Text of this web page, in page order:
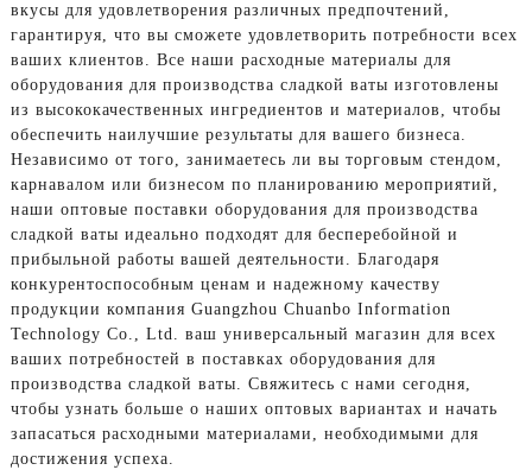
вкусы для удовлетворения различных предпочтений,
гарантируя, что вы сможете удовлетворить потребности всех
ваших клиентов. Все наши расходные материалы для
оборудования для производства сладкой ваты изготовлены
из высококачественных ингредиентов и материалов, чтобы
обеспечить наилучшие результаты для вашего бизнеса.
Независимо от того, занимаетесь ли вы торговым стендом,
карнавалом или бизнесом по планированию мероприятий,
наши оптовые поставки оборудования для производства
сладкой ваты идеально подходят для бесперебойной и
прибыльной работы вашей деятельности. Благодаря
конкурентоспособным ценам и надежному качеству
продукции компания Guangzhou Chuanbo Information
Technology Co., Ltd. ваш универсальный магазин для всех
ваших потребностей в поставках оборудования для
производства сладкой ваты. Свяжитесь с нами сегодня,
чтобы узнать больше о наших оптовых вариантах и ​​начать
запасаться расходными материалами, необходимыми для
достижения успеха.